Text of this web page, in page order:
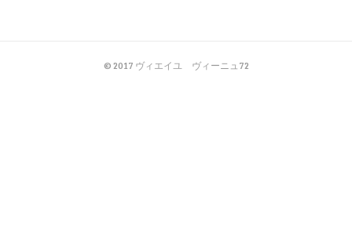
© 2017 ヴィエイユ ヴィーニュ72